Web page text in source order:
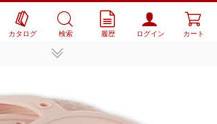
カタログ 検索 履歴 ログイン カート